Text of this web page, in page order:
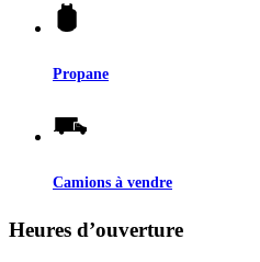
Propane
Camions à vendre
Heures d’ouverture